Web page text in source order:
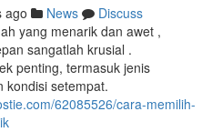
ago News
Discuss
yang menarik dan awet ,
sangatlah krusial .
penting, termasuk jenis
kondisi setempat.
62085526/cara-memilih-